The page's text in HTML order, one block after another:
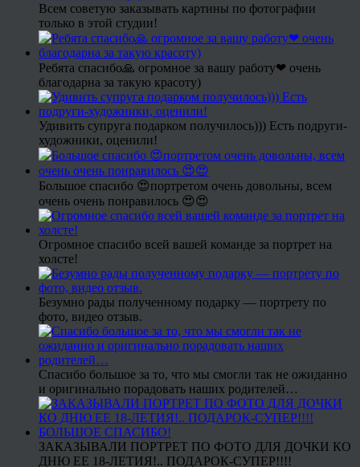
Всем советую заказывать картины по фотографии
только в этой студии!
Ребята спасибо🙏 огромное за вашу работу❤ очень
благодарна за такую красоту)
Удивить супруга подарком получилось))) Есть подруги-
художники, оценили!
Большое спасибо 😍портретом очень довольны, всем
очень очень понравилось 😍😍
Огромное спасибо всей вашей команде за портрет на
холсте!
Безумно рады полученному подарку — портрету по
фото, видео отзыв.
Спасибо большое за то, что мы смогли так не ожиданно
и оригинально порадовать наших родителей…
ЗАКАЗЫВАЛИ ПОРТРЕТ ПО ФОТО ДЛЯ ДОЧКИ КО
ДНЮ ЕЕ 18-ЛЕТИЯ!.. ПОДАРОК-СУПЕР!!!!